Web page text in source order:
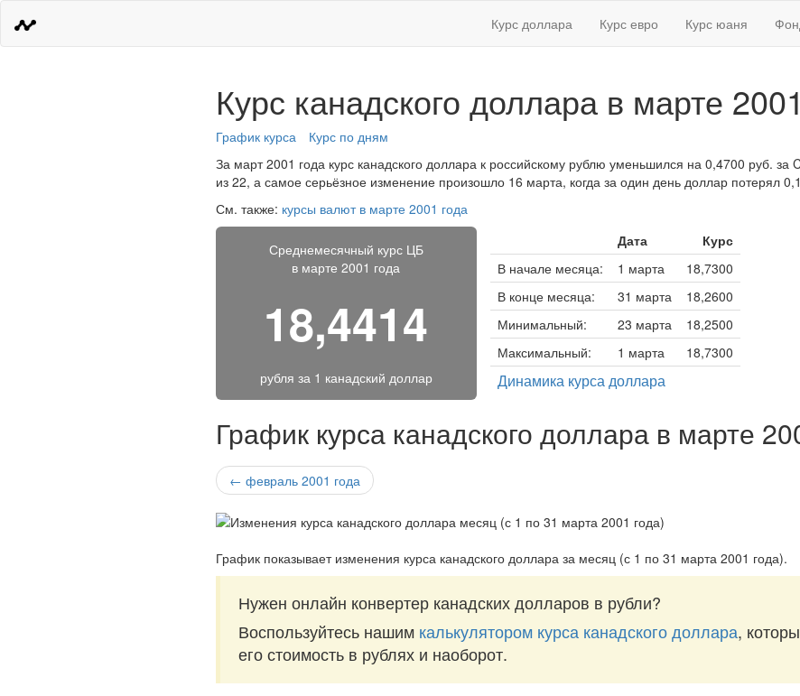
Курс доллара Курс евро Курс юаня
Курс канадского доллара в марте
График курса
Курс по дням
За март 2001 года курс канадского доллара к российскому рублю уменьшился на 0,4700 руб. за
из 22, а самое серьёзное изменение произошло 16 марта, когда за один день доллар потерял
См. также: курсы валют в марте 2001 года
Среднемесячный курс ЦБ
в марте 2001 года
18,4414
рубля за 1 канадский доллар
Дата
Курс
В начале месяца:
1 марта
18,7300
В конце месяца:
31 марта
18,2600
Минимальный:
23 марта
18,2500
Максимальный:
1 марта 18,7300
Динамика курса доллара
График курса канадского доллара в марте
← февраль 2001 года
График показывает изменения курса канадского доллара за месяц (с 1 по 31 марта 2001 года).
Нужен онлайн конвертер канадских долларов в рубли?
Воспользуйтесь нашим калькулятором курса канадского доллара,
его стоимость в рублях и наоборот.